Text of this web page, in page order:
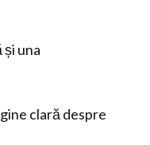
una
clară despre